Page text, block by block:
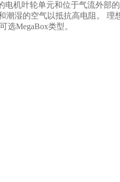
电机叶轮单元和位于气流外部
潮湿的空气以抵抗高电阻。
理
选MegaBox类型。